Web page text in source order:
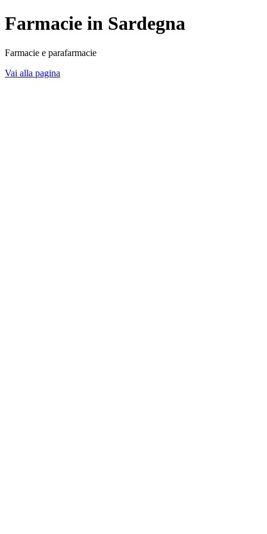
Farmacie in Sardegna
Farmacie e parafarmacie
Vai alla pagina